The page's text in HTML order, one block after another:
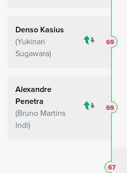
Denso Kasius
Yukinari
Sugawara
69
Alexandre
Penetra
Bruno Martins
Indi
69
67